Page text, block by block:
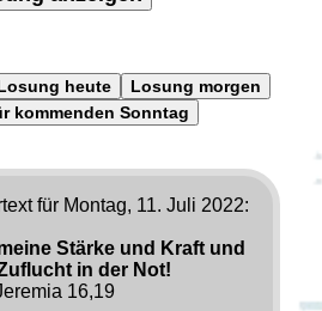
heute
Losung morgen
kommenden Sonntag
für Montag, 11. Juli 2022:
Stärke und Kraft und
in der Not!
16,19